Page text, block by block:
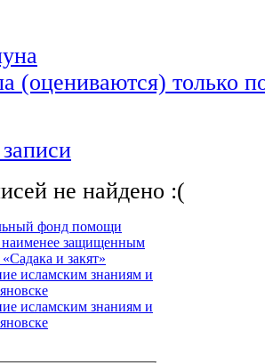
(оцениваются) только
не найдено :(